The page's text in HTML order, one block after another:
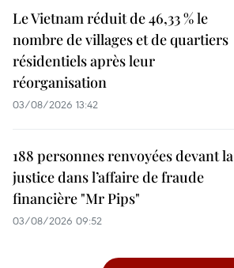
Le Vietnam réduit de 46,33 % le
nombre de villages et de quartiers
résidentiels après leur
réorganisation
03/08/2026 13:42
188 personnes renvoyées devant la
justice dans l’affaire de fraude
financière "Mr Pips"
03/08/2026 09:52